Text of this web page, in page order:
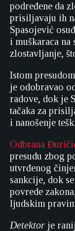
podređene da
prisiljavaju ih
Spasojević
i muškaraca
zlostavljanje,
Istom
je odobravao
radove, dok je
tačaka za
i nanošenje
Odbrana
presudu zbog
utvrđenog
sankcije, dok
povrede
ljudskim
Detektor je